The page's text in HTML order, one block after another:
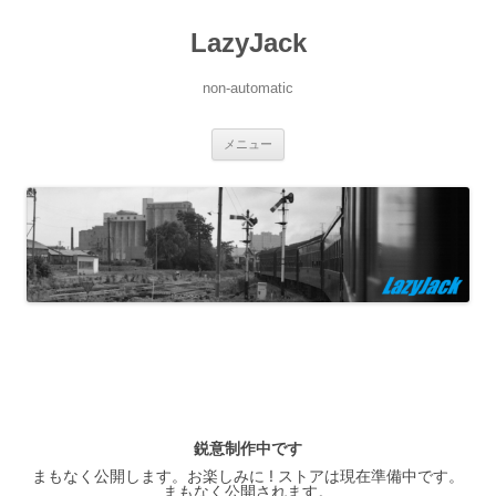
LazyJack
non-automatic
メニュー
ツ
へ
ス
キ
ッ
プ
鋭意制作中です
まもなく公開します。お楽しみに ! ストアは現在準備中です。
まもなく公開されます。